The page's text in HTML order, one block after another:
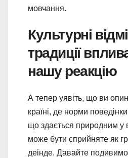
мовчання.
Культурні
традиції
нашу реакцію
А тепер уявіть, що ви
країні, де норми
що здається природним у
може бути сприйняте як
деінде. Давайте